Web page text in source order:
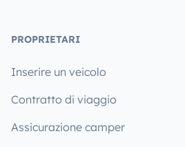
PROPRIETARI
Inserire un veicolo
Contratto di viaggio
Assicurazione camper